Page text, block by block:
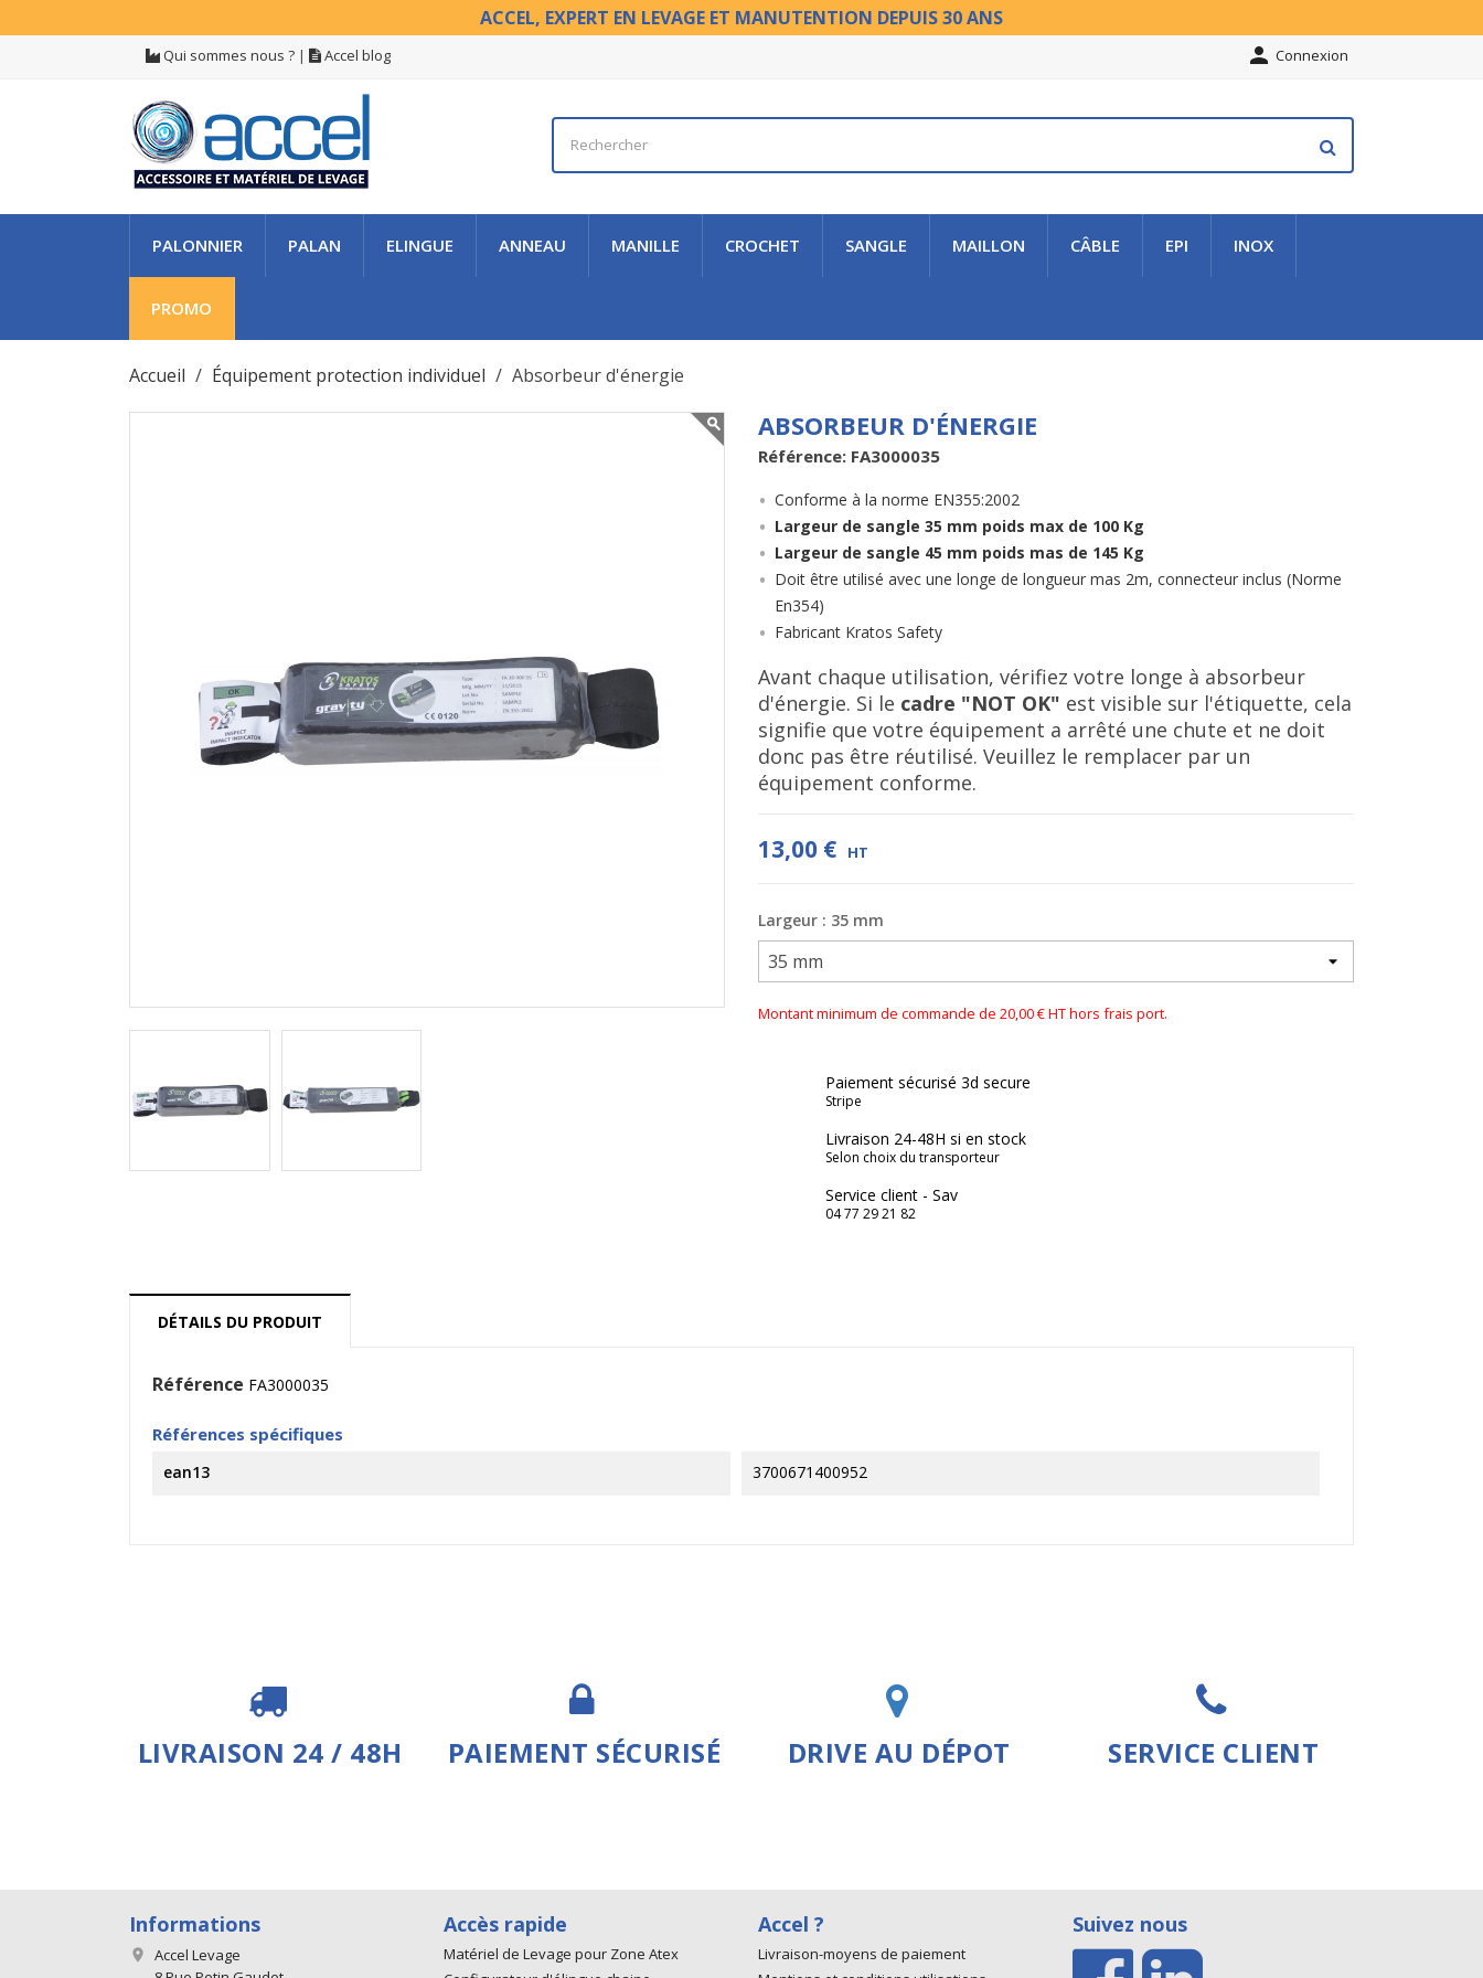
ACCEL, EXPERT EN LEVAGE ET MANUTENTION DEPUIS 30 ANS
Qui sommes nous ? | Accel blog  Connexion
PALONNIER PALAN ELINGUE ANNEAU MANILLE CROCHET SANGLE MAILLON CÂBLE EPI INOX
PROMO
Accueil Équipement protection individuel Absorbeur d'énergie
ABSORBEUR D'ÉNERGIE
Référence: FA3000035
Conforme à la norme EN355:2002
Largeur de sangle 35 mm poids max de 100 Kg
Largeur de sangle 45 mm poids mas de 145 Kg
Doit être utilisé avec une longe de longueur mas 2m, connecteur inclus (Norme
En354)
Fabricant Kratos Safety
Avant chaque utilisation, vérifiez votre longe à absorbeur
d'énergie. Si le cadre "NOT OK" est visible sur l'étiquette, cela
signifie que votre équipement a arrêté une chute et ne doit
donc pas être réutilisé. Veuillez le remplacer par un
équipement conforme.
13,00 € HT
Largeur : 35 mm
Montant minimum de commande de 20,00 € HT hors frais port.
Paiement sécurisé 3d secure
Stripe
Livraison 24-48H si en stock
Selon choix du transporteur
Service client - Sav
04 77 29 21 82
DÉTAILS DU PRODUIT
Référence FA3000035
Références spécifiques
ean13 3700671400952
LIVRAISON 24 / 48H PAIEMENT SÉCURISÉ DRIVE AU DÉPOT SERVICE CLIENT
Informations

Accel Levage
Accès rapide
Matériel de Levage pour Zone Atex
Accel ?
Livraison-moyens de paiement
Suivez nous